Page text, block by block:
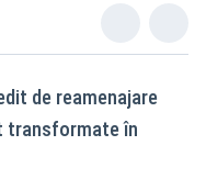
de reamenajare
transformate în